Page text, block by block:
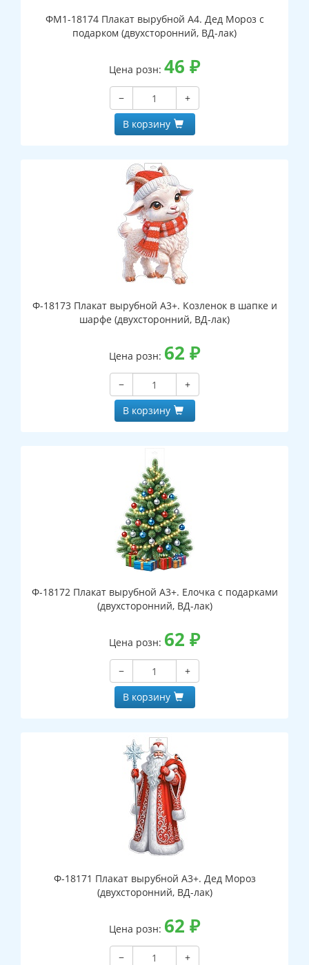
ФМ1-18174 Плакат вырубной А4. Дед Мороз с
подарком (двухсторонний, ВД-лак)
Цена розн: 46 ₽
−
+
В корзину
Ф-18173 Плакат вырубной А3+. Козленок в шапке и
шарфе (двухсторонний, ВД-лак)
Цена розн: 62 ₽
−
+
В корзину
Ф-18172 Плакат вырубной А3+. Елочка с подарками
(двухсторонний, ВД-лак)
Цена розн: 62 ₽
−
+
В корзину
Ф-18171 Плакат вырубной А3+. Дед Мороз
(двухсторонний, ВД-лак)
Цена розн: 62 ₽
−
+